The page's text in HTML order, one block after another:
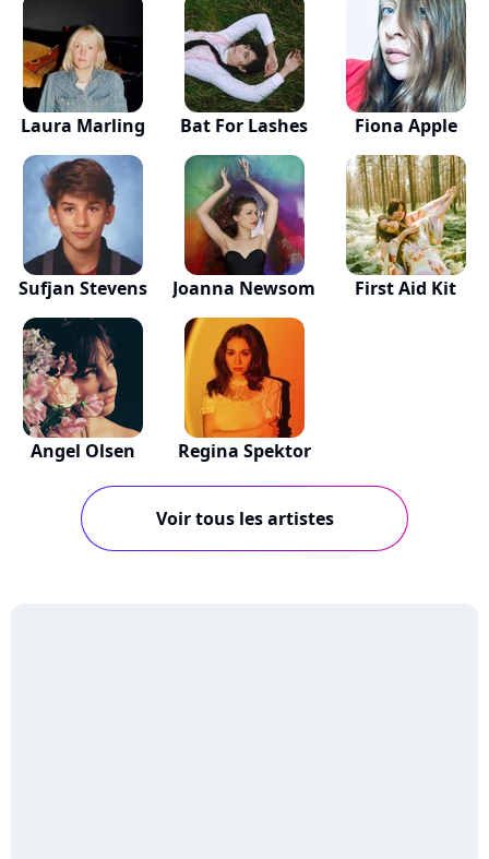
Laura Marling Bat For Lashes Fiona Apple
Sufjan Stevens Joanna Newsom First Aid Kit
Angel Olsen Regina Spektor
Voir tous les artistes